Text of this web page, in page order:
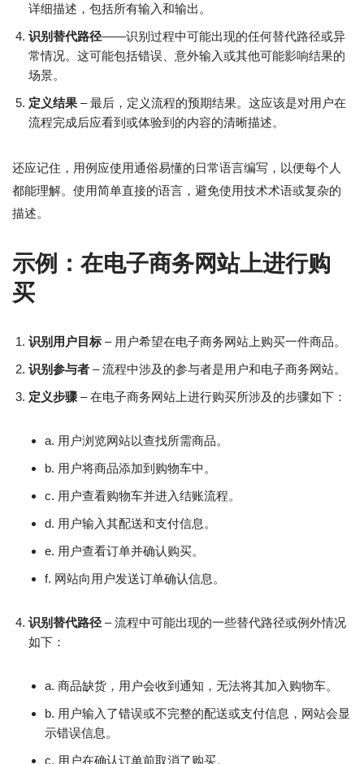
详细描述，包括所有输入和输出。
识别替代路径——识别过程中可能出现的任何替代路径或异
常情况。这可能包括错误、意外输入或其他可能影响结果的
场景。
定义结果 – 最后，定义流程的预期结果。这应该是对用户在
流程完成后应看到或体验到的内容的清晰描述。
还应记住，用例应使用通俗易懂的日常语言编写，以便每个人
都能理解。使用简单直接的语言，避免使用技术术语或复杂的
描述。
示例：在电子商务网站上进行购
买
识别用户目标 – 用户希望在电子商务网站上购买一件商品。
识别参与者 – 流程中涉及的参与者是用户和电子商务网站。
定义步骤 – 在电子商务网站上进行购买所涉及的步骤如下：
a. 用户浏览网站以查找所需商品。
b. 用户将商品添加到购物车中。
c. 用户查看购物车并进入结账流程。
d. 用户输入其配送和支付信息。
e. 用户查看订单并确认购买。
f. 网站向用户发送订单确认信息。
识别替代路径 – 流程中可能出现的一些替代路径或例外情况
如下：
a. 商品缺货，用户会收到通知，无法将其加入购物车。
b. 用户输入了错误或不完整的配送或支付信息，网站会显
示错误信息。
c. 用户在确认订单前取消了购买。